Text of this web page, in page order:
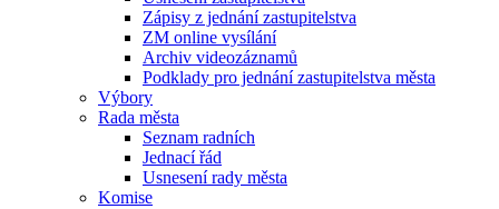
Zápisy z jednání zastupitelstva
ZM online vysílání
Archiv videozáznamů
Podklady pro jednání zastupitelstva města
Výbory
Rada města
Seznam radních
Jednací řád
Usnesení rady města
Komise